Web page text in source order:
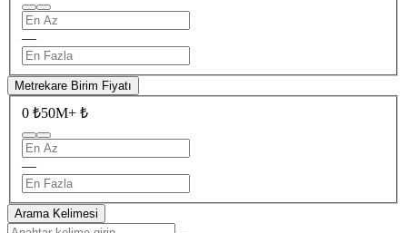
—
Metrekare Birim Fiyatı
0 ₺50M+ ₺
—
Arama Kelimesi